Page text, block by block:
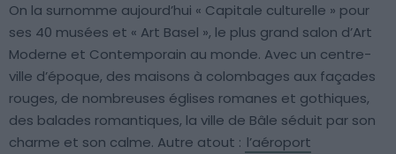
On la surnomme aujourd’hui « Capitale culturelle » pour
ses 40 musées et « Art Basel », le plus grand salon d’Art
Moderne et Contemporain au monde. Avec un centre-
ville d’époque, des maisons à colombages aux façades
rouges, de nombreuses églises romanes et gothiques,
des balades romantiques, la ville de Bâle séduit par son
charme et son calme. Autre atout : l’aéroport